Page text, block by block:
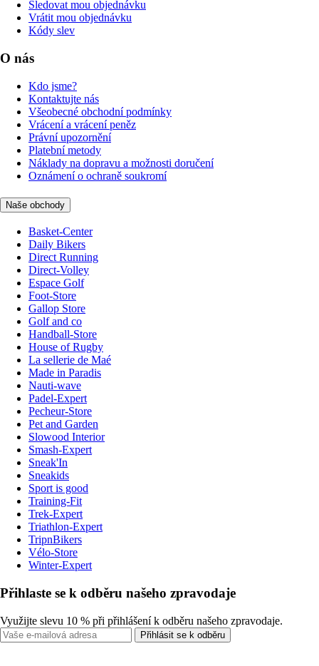
Sledovat mou objednávku
Vrátit mou objednávku
Kódy slev
O nás
Kdo jsme?
Kontaktujte nás
Všeobecné obchodní podmínky
Vrácení a vrácení peněz
Právní upozornění
Platební metody
Náklady na dopravu a možnosti doručení
Oznámení o ochraně soukromí
Naše obchody
Basket-Center
Daily Bikers
Direct Running
Direct-Volley
Espace Golf
Foot-Store
Gallop Store
Golf and co
Handball-Store
House of Rugby
La sellerie de Maé
Made in Paradis
Nauti-wave
Padel-Expert
Pecheur-Store
Pet and Garden
Slowood Interior
Smash-Expert
Sneak'In
Sneakids
Sport is good
Training-Fit
Trek-Expert
Triathlon-Expert
TripnBikers
Vélo-Store
Winter-Expert
Přihlaste se k odběru našeho zpravodaje
Využijte slevu 10 % při přihlášení k odběru našeho zpravodaje.
Přihlásit se k odběru